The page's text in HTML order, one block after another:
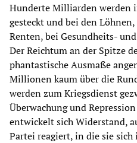
Hunderte Milliarden werden
gesteckt und bei den
Renten, bei Gesundheits-
Der Reichtum an der Spitze
phantastische Ausmaße
Millionen kaum über die
werden zum Kriegsdienst
Überwachung und
entwickelt sich Widerstand,
Partei reagiert, in die sie